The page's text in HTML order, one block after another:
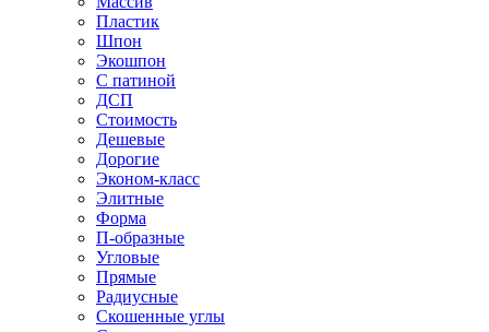
Пластик
Шпон
Экошпон
С патиной
ДСП
Стоимость
Дешевые
Дорогие
Эконом-класс
Элитные
Форма
П-образные
Угловые
Прямые
Радиусные
Скошенные углы